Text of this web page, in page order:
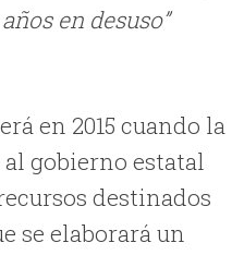
en desuso”
en 2015 cuando la
gobierno estatal
destinados
se elaborará un